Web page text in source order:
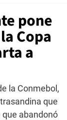
pone
Copa
a
la Conmebol,
que
que abandonó